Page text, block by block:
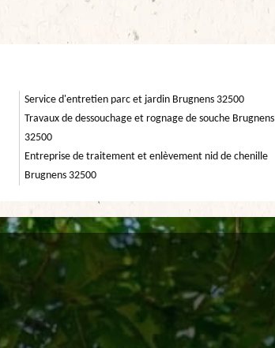
Service d'entretien parc et jardin Brugnens 32500
Travaux de dessouchage et rognage de souche Brugnens
32500
Entreprise de traitement et enlèvement nid de chenille
Brugnens 32500